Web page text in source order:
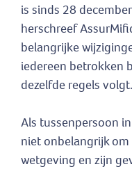
is sinds 28
herschreef
belangrijke
iedereen betrokken
dezelfde regels volgt.
Als tussenpersoon
niet onbelangrijk
wetgeving en zijn